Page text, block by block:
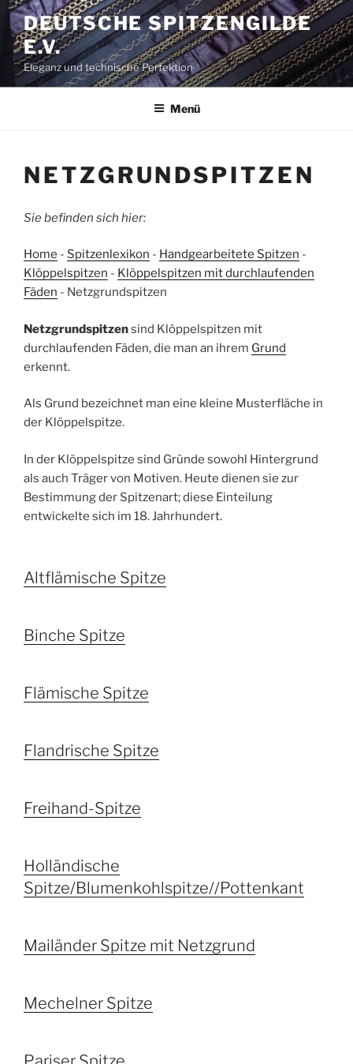
Zum
Inhalt
springen
DEUTSCHE SPITZENGILDE
E.V.
Eleganz und technische Perfektion
Menü
NETZGRUNDSPITZEN
Sie befinden sich hier:
Home - Spitzenlexikon - Handgearbeitete Spitzen -
Klöppelspitzen - Klöppelspitzen mit durchlaufenden
Fäden - Netzgrundspitzen
Netzgrundspitzensind Klöppelspitzen mit
durchlaufenden Fäden, die man an ihrem Grund
erkennt.
Als Grund bezeichnet man eine kleine Musterfläche in
der Klöppelspitze.
In der Klöppelspitze sind Gründe sowohl Hintergrund
als auch Träger von Motiven. Heute dienen sie zur
Bestimmung der Spitzenart; diese Einteilung
entwickelte sich im 18. Jahrhundert.
Altflämische Spitze
Binche Spitze
Flämische Spitze
Flandrische Spitze
Freihand-Spitze
Holländische
Spitze/Blumenkohlspitze//Pottenkant
Mailänder Spitze mit Netzgrund
Mechelner Spitze